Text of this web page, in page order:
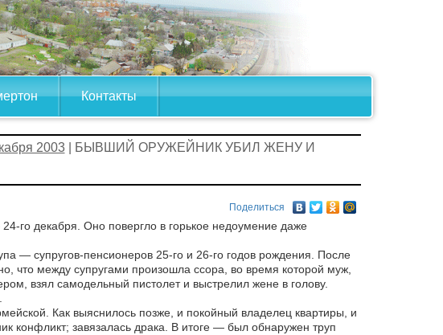
Контакты
2003| БЫВШИЙ ОРУЖЕЙНИК УБИЛ ЖЕНУ И
Поделиться
го декабря. Оно повергло в горькое недоумение даже
— супругов-пенсионеров 25-го и 26-го годов рождения. После
что между супругами произошла ссора, во время которой муж,
взял самодельный пистолет и выстрелил жене в голову.
Как выяснилось позже, и покойный владелец квартиры, и
конфликт; завязалась драка. В итоге — был обнаружен труп